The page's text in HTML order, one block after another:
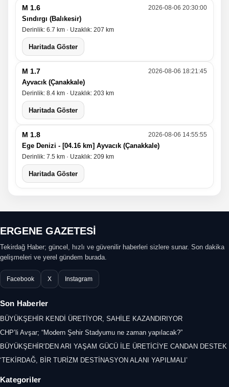
M 1.6 2026-08-06 20:30:00
Sındırgı (Balıkesir)
Derinlik: 6.7 km · Uzaklık: 207 km
Haritada Göster
M 1.7 2026-08-06 18:21:45
Ayvacık (Çanakkale)
Derinlik: 8.4 km · Uzaklık: 203 km
Haritada Göster
M 1.8 2026-08-06 14:55:55
Ege Denizi - [04.16 km] Ayvacık (Çanakkale)
Derinlik: 7.5 km · Uzaklık: 209 km
Haritada Göster
ERGENE GAZETESİ
Tekirdağ Haber; güncel, hızlı ve güvenilir haberleri sizlere sunar. Son dakika
gelişmeleri ve yerel gündem burada.
Facebook X Instagram
Son Haberler
BÜYÜKŞEHİR KENDİ ÜRETİYOR, SAHİLE KAZANDIRIYOR
CHP’li Avşar; “Modern Şehir Stadyumu ne zaman yapılacak?”
BÜYÜKŞEHİR’DEN ARI YAŞAM GÜCÜ İLE ÜRETİCİYE CANDAN DESTEK
‘TEKİRDAĞ, BİR TURİZM DESTİNASYON ALANI YAPILMALI’
Kategoriler